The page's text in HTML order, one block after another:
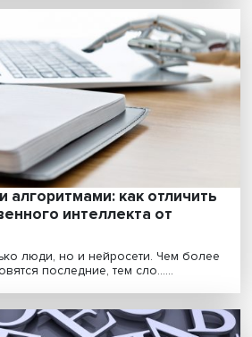
как сделать законы
нормативных актов
зачастую нелегко раз......